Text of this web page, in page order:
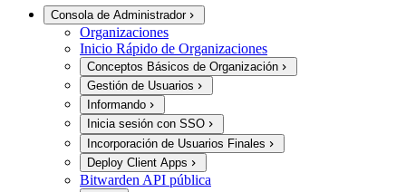
Consola de Administrador
Organizaciones
Inicio Rápido de Organizaciones
Conceptos Básicos de Organización
Gestión de Usuarios
Informando
Inicia sesión con SSO
Incorporación de Usuarios Finales
Deploy Client Apps
Bitwarden API pública